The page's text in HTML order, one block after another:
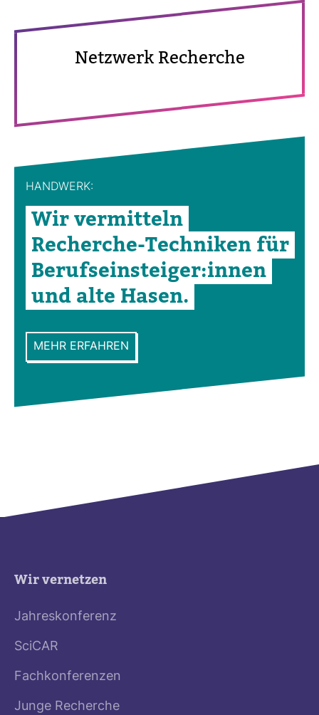
Netz­werk Recherche
HAND­WERK:
Wir ver­mit­teln
Recherche-​Tech­niken für
Berufs­ein­steiger:innen
und alte Hasen.
MEHR ERFAHREN
Wir vernetzen
Jahreskonferenz
SciCAR
Fachkonferenzen
Junge Recherche